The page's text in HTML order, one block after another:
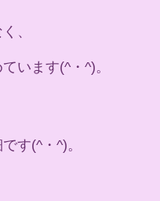
、
います(^・^)。
す(^・^)。